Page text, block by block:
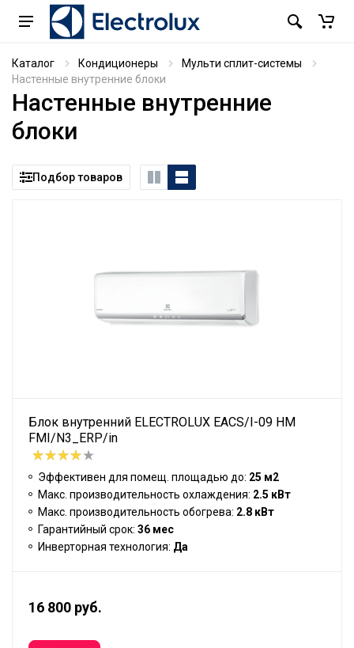
Каталог Кондиционеры
Мульти сплит-системы
Настенные внутренние блоки
Настенные внутренние
блоки
Подбор товаров
Блок внутренний ELECTROLUX EACS/I-09 HM
FMI/N3_ERP/in
Эффективен для помещ. площадью до: 25 м2
Макс. производительность охлаждения: 2.5 кВт
Макс. производительность обогрева: 2.8 кВт
Гарантийный срок: 36 мес
Инверторная технология: Да
16 800 руб.